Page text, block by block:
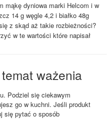
mąkę dyniowa marki Helcom i w
14 g węgle 4,2 i białko 48g
z skąd aż takie rozbieżności?
w te wartości które napisał
ważenia
Podziel się ciekawym
go w kuchni. Jeśli produkt
się pytać o sposób